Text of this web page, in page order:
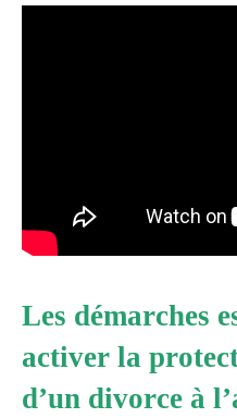
Les démarches
activer la
d’un divorce à